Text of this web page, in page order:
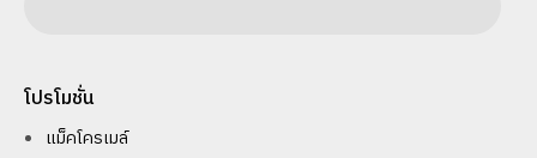
โปรโมชั่น
แม็คโครเมล์